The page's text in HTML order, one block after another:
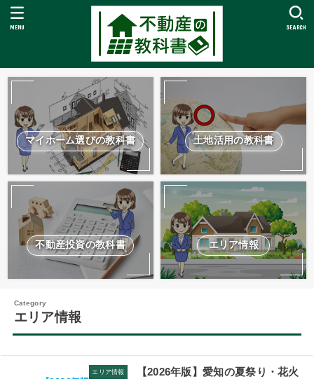
SEARCH
MENU
マイホーム選びの教科書 土地活用の教科書
不動産投資の教科書 エリア情報
エリア情報
エリア情報
【2026年版】愛知の夏祭り・花火